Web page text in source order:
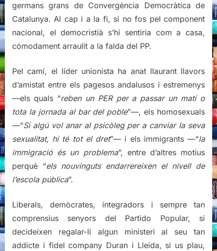
germans grans de Convergència Democràtica de
Catalunya. Al cap i a la fi, si no fos pel component
nacional, el democristià s’hi sentiria com a casa,
cómodament arraulit a la falda del PP.
Pel camí, el líder unionista ha anat llaurant llavors
d’amistat entre els pagesos andalusos i estremenys
—els quals “reben un PER per a passar un matí o
tota la jornada al bar del poble”—, els homosexuals
—“Si algú vol anar al psicòleg per a canviar la seva
sexualitat, hi té tot el dret”— i els immigrants —“la
immigració és un problema”, entre d’altres motius
perquè “els nouvinguts endarrereixen el nivell de
l’escola pública”.
Liberals, demòcrates, integradors i sempre tan
comprensius senyors del Partido Popular, si
decideixen regalar-li algun ministeri al seu tan
addicte i fidel company Duran i Lleida, si us plau,